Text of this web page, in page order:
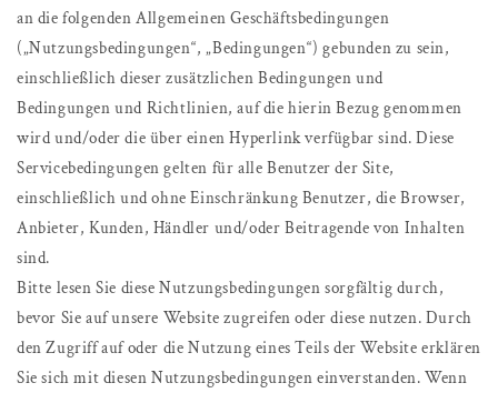
an die folgenden Allgemeinen Geschäftsbedingungen
(„Nutzungsbedingungen“, „Bedingungen“) gebunden zu sein,
einschließlich dieser zusätzlichen Bedingungen und
Bedingungen und Richtlinien, auf die hierin Bezug genommen
wird und/oder die über einen Hyperlink verfügbar sind. Diese
Servicebedingungen gelten für alle Benutzer der Site,
einschließlich und ohne Einschränkung Benutzer, die Browser,
Anbieter, Kunden, Händler und/oder Beitragende von Inhalten
sind.
Bitte lesen Sie diese Nutzungsbedingungen sorgfältig durch,
bevor Sie auf unsere Website zugreifen oder diese nutzen. Durch
den Zugriff auf oder die Nutzung eines Teils der Website erklären
Sie sich mit diesen Nutzungsbedingungen einverstanden. Wenn